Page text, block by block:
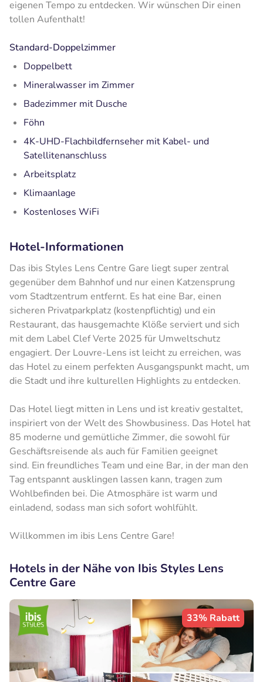
eigenen Tempo zu entdecken. Wir wünschen Dir einen
tollen Aufenthalt!
Standard-Doppelzimmer
Doppelbett
Mineralwasser im Zimmer
Badezimmer mit Dusche
Föhn
4K-UHD-Flachbildfernseher mit Kabel- und
Satellitenanschluss
Arbeitsplatz
Klimaanlage
Kostenloses WiFi
Hotel-Informationen
Das ibis Styles Lens Centre Gare liegt super zentral
gegenüber dem Bahnhof und nur einen Katzensprung
vom Stadtzentrum entfernt. Es hat eine Bar, einen
sicheren Privatparkplatz (kostenpflichtig) und ein
Restaurant, das hausgemachte Klöße serviert und sich
mit dem Label Clef Verte 2025 für Umweltschutz
engagiert. Der Louvre-Lens ist leicht zu erreichen, was
das Hotel zu einem perfekten Ausgangspunkt macht, um
die Stadt und ihre kulturellen Highlights zu entdecken.
Das Hotel liegt mitten in Lens und ist kreativ gestaltet,
inspiriert von der Welt des Showbusiness. Das Hotel hat
85 moderne und gemütliche Zimmer, die sowohl für
Geschäftsreisende als auch für Familien geeignet
sind. Ein freundliches Team und eine Bar, in der man den
Tag entspannt ausklingen lassen kann, tragen zum
Wohlbefinden bei. Die Atmosphäre ist warm und
einladend, sodass man sich sofort wohlfühlt.
Willkommen im ibis Lens Centre Gare!
Hotels in der Nähe von Ibis Styles Lens
Centre Gare
33% Rabatt